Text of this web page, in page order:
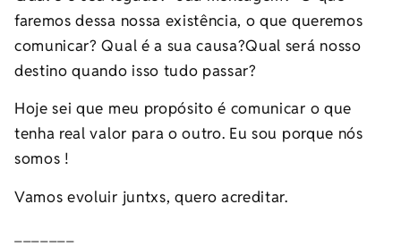
faremos dessa nossa existência, o que queremos
comunicar? Qual é a sua causa?Qual será nosso
destino quando isso tudo passar?
Hoje sei que meu propósito é comunicar o que
tenha real valor para o outro. Eu sou porque nós
somos !
Vamos evoluir juntxs, quero acreditar.